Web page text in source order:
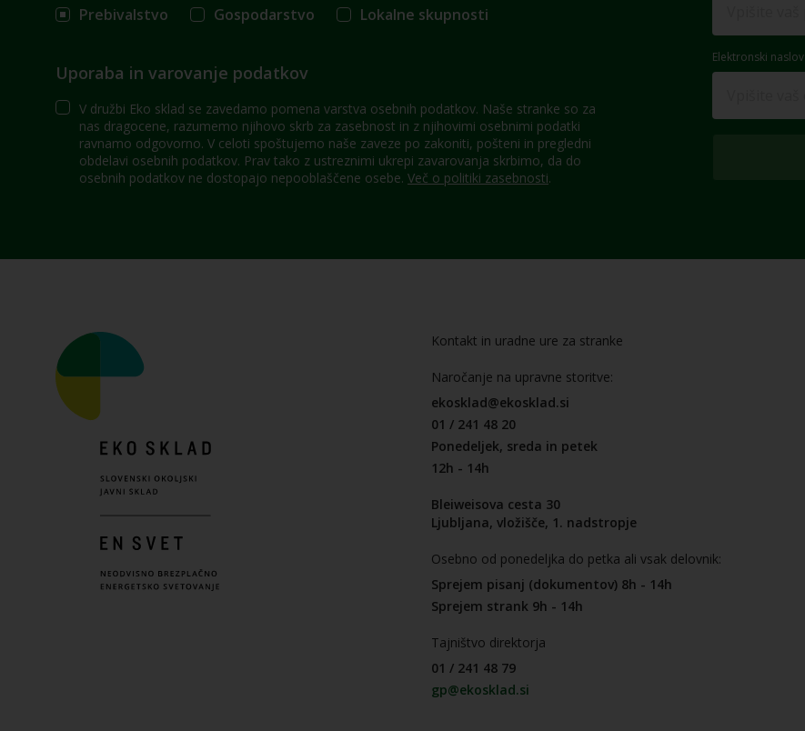
Prebivalstvo Gospodarstvo Lokalne skupnosti
Uporaba in varovanje podatkov
V družbi Eko sklad se zavedamo pomena varstva osebnih podatkov. Naše stranke so za
nas dragocene, razumemo njihovo skrb za zasebnost in z njihovimi osebnimi podatki
ravnamo odgovorno. V celoti spoštujemo naše zaveze po zakoniti, pošteni in pregledni
obdelavi osebnih podatkov. Prav tako z ustreznimi ukrepi zavarovanja skrbimo, da do
osebnih podatkov ne dostopajo nepooblaščene osebe. Več o politiki zasebnosti.
Elektronski naslov
Kontakt in uradne ure za stranke
Naročanje na upravne storitve:
ekosklad@ekosklad.si
01 / 241 48 20
Ponedeljek, sreda in petek
12h - 14h
Bleiweisova cesta 30
Ljubljana, vložišče, 1. nadstropje
Osebno od ponedeljka do petka ali vsak delovnik:
Sprejem pisanj (dokumentov) 8h - 14h
Sprejem strank 9h - 14h
Tajništvo direktorja
01 / 241 48 79
gp@ekosklad.si